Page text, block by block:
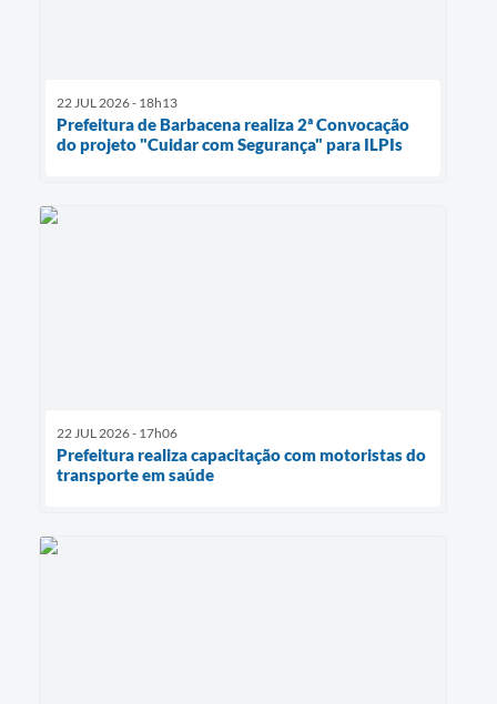
22 JUL 2026 - 18h13
Prefeitura de Barbacena realiza 2ª Convocação
do projeto "Cuidar com Segurança" para ILPIs
22 JUL 2026 - 17h06
Prefeitura realiza capacitação com motoristas do
transporte em saúde